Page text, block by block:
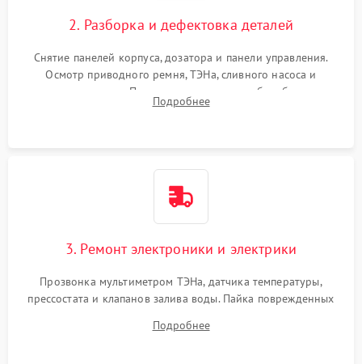
2. Разборка и дефектовка деталей
Снятие панелей корпуса, дозатора и панели управления.
Осмотр приводного ремня, ТЭНа, сливного насоса и
амортизаторов. Проверка подшипников барабана и
крестовины на износ, а манжеты люка на разрывы.
Подробнее
3. Ремонт электроники и электрики
Прозвонка мультиметром ТЭНа, датчика температуры,
прессостата и клапанов залива воды. Пайка поврежденных
Восстановление целостности проводки и контактов.
Подробнее